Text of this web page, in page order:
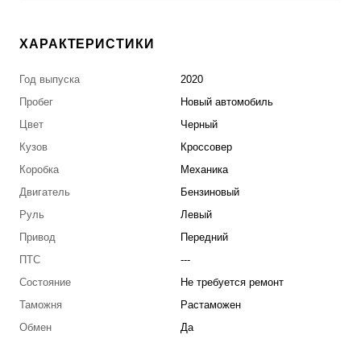
ХАРАКТЕРИСТИКИ
Год выпуска
2020
Пробег
Новый автомобиль
Цвет
Черный
Кузов
Кроссовер
Коробка
Механика
Двигатель
Бензиновый
Руль
Левый
Привод
Передний
ПТС
---
Состояние
Не требуется ремонт
Таможня
Растаможен
Обмен
Да